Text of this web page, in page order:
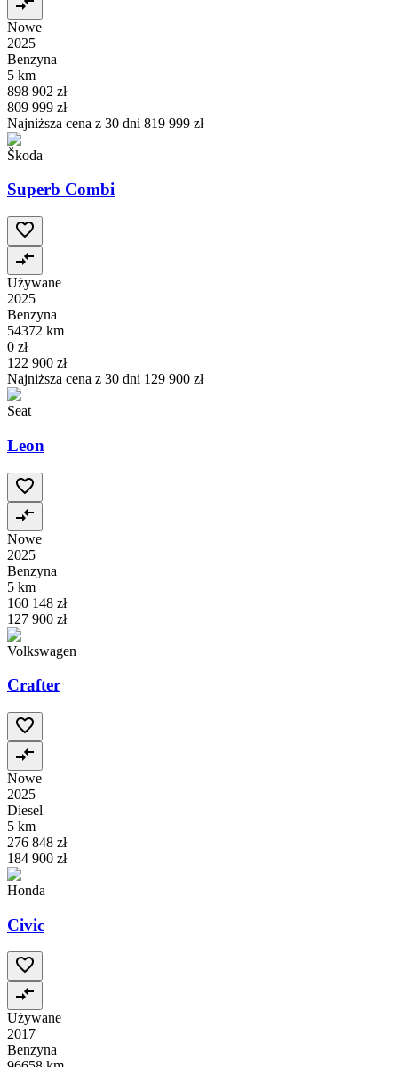
Nowe
2025
Benzyna
5 km
898 902 zł
809 999 zł
Najniższa cena z 30 dni 819 999 zł
Škoda
Superb Combi
Używane
2025
Benzyna
54372 km
0 zł
122 900 zł
Najniższa cena z 30 dni 129 900 zł
Seat
Leon
Nowe
2025
Benzyna
5 km
160 148 zł
127 900 zł
Volkswagen
Crafter
Nowe
2025
Diesel
5 km
276 848 zł
184 900 zł
Honda
Civic
Używane
2017
Benzyna